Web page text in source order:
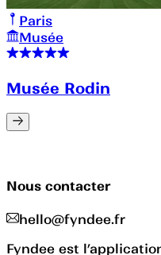
Paris
Musée
Musée Rodin
Nous contacter
hello@fyndee.fr
Fyndee est